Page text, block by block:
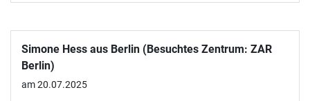
Simone Hess aus Berlin (Besuchtes Zentrum: ZAR
Berlin)
am 20.07.2025